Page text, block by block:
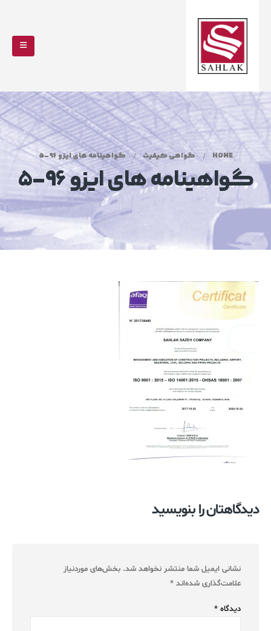
HOME گواهی کیفیت گواهینامه های ایزو 96-5
گواهینامه های ایزو 96-5
دیدگاهتان را بنویسید
نشانی ایمیل شما منتشر نخواهد شد. بخش‌های موردنیاز
علامت‌گذاری شده‌اند *
دیدگاه *